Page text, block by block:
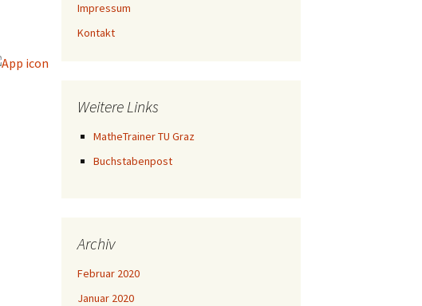
Impressum
Kontakt
Weitere Links
MatheTrainer TU Graz
Buchstabenpost
Archiv
Februar 2020
Januar 2020